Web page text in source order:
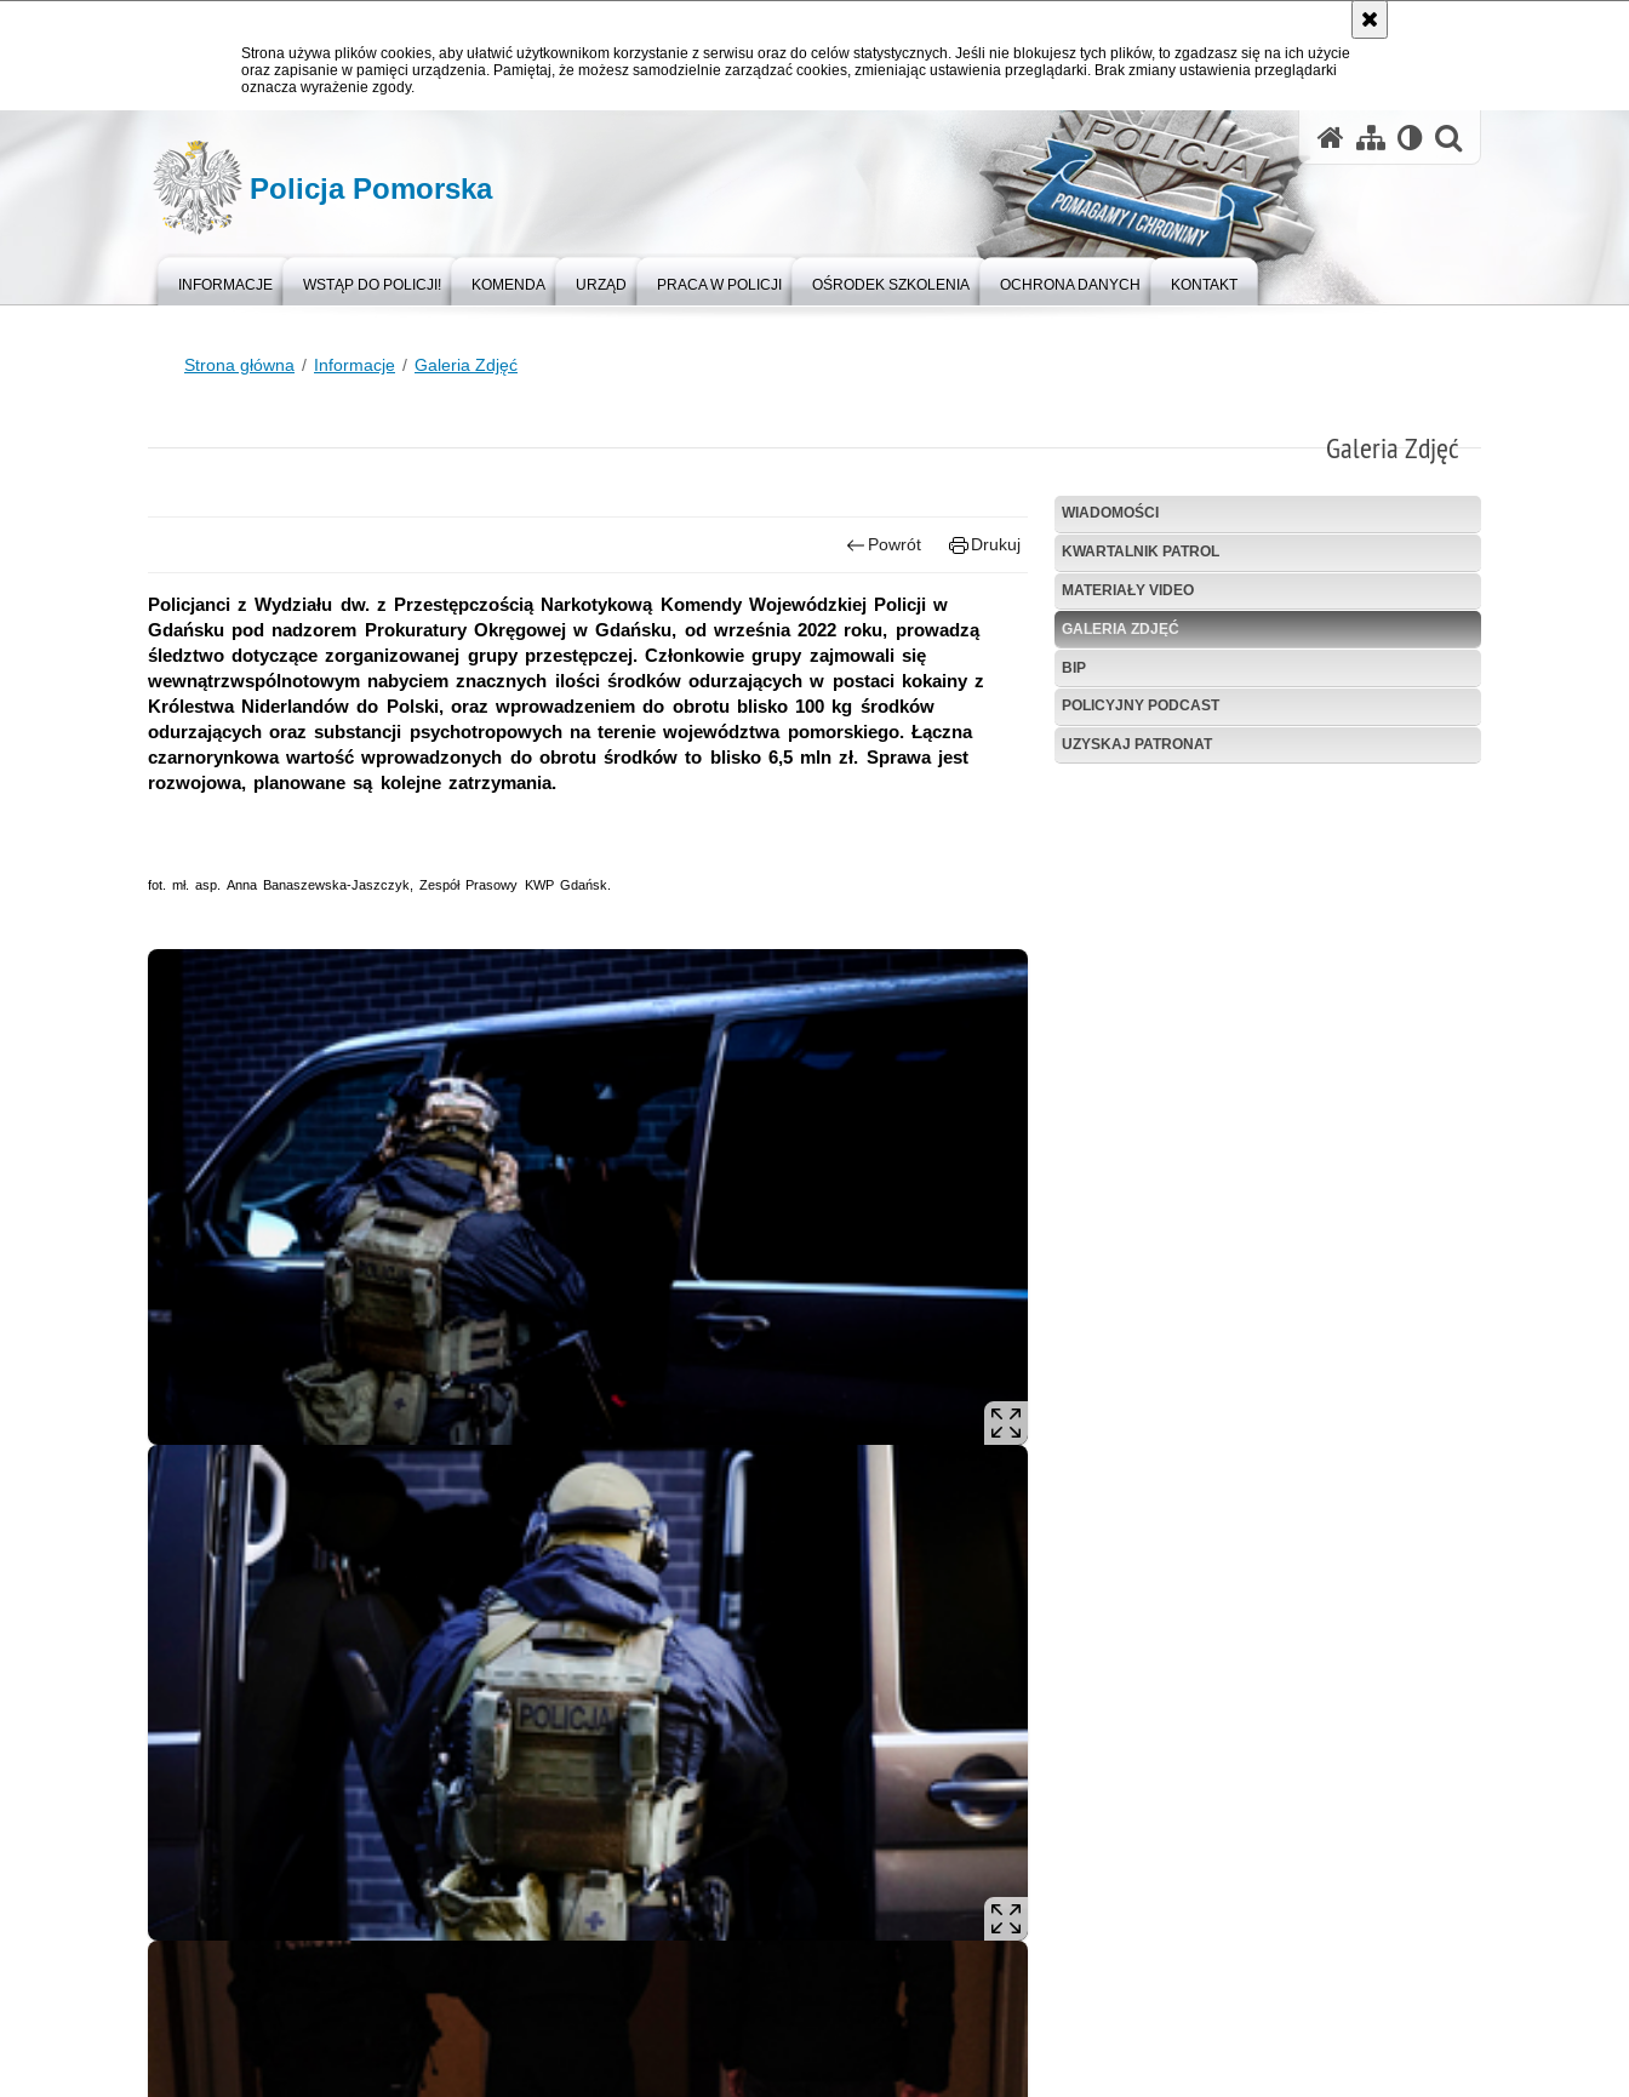
Strona używa plików cookies, aby ułatwić użytkownikom korzystanie z serwisu oraz do celów statystycznych. Jeśli nie blokujesz tych plików, to zgadzasz się na ich użycie
oraz zapisanie w pamięci urządzenia. Pamiętaj, że możesz samodzielnie zarządzać cookies, zmieniając ustawienia przeglądarki. Brak zmiany ustawienia przeglądarki
oznacza wyrażenie zgody.
Policja Pomorska
INFORMACJE WSTĄP DO POLICJI! KOMENDA URZĄD PRACA W POLICJI OŚRODEK SZKOLENIA OCHRONA DANYCH KONTAKT
Strona główna Informacje Galeria Zdjęć
Galeria Zdjęć
WIADOMOŚCI
KWARTALNIK PATROL
MATERIAŁY VIDEO
GALERIA ZDJĘĆ
BIP
POLICYJNY PODCAST
UZYSKAJ PATRONAT
Powrót Drukuj
Policjanci z Wydziału dw. z Przestępczością Narkotykową Komendy Wojewódzkiej Policji w
Gdańsku pod nadzorem Prokuratury Okręgowej w Gdańsku, od września 2022 roku, prowadzą
śledztwo dotyczące zorganizowanej grupy przestępczej. Członkowie grupy zajmowali się
wewnątrzwspólnotowym nabyciem znacznych ilości środków odurzających w postaci kokainy z
Królestwa Niderlandów do Polski, oraz wprowadzeniem do obrotu blisko 100 kg środków
odurzających oraz substancji psychotropowych na terenie województwa pomorskiego. Łączna
czarnorynkowa wartość wprowadzonych do obrotu środków to blisko 6,5 mln zł. Sprawa jest
rozwojowa, planowane są kolejne zatrzymania.
fot. mł. asp. Anna Banaszewska-Jaszczyk, Zespół Prasowy KWP Gdańsk.